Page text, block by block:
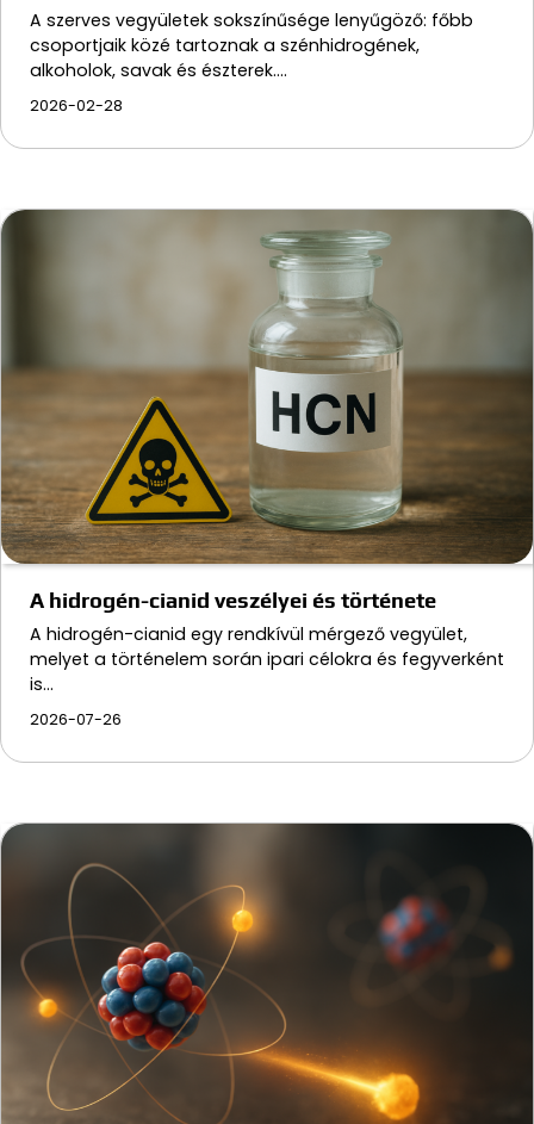
A szerves vegyületek sokszínűsége lenyűgöző: főbb
csoportjaik közé tartoznak a szénhidrogének,
alkoholok, savak és észterek.…
2026-02-28
A hidrogén-cianid veszélyei és története
A hidrogén-cianid egy rendkívül mérgező vegyület,
melyet a történelem során ipari célokra és fegyverként
is…
2026-07-26